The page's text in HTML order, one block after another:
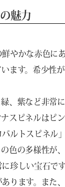
魅力
やかな赤色に
ます。希少性
、紫など非常
スピネルはピ
ルトスピネル
色の多様性が
珍しい宝石で
ります。また